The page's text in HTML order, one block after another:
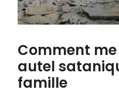
Comment
autel
famille